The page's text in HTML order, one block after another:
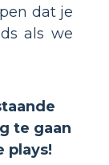
dat je
als we
te gaan
plays!